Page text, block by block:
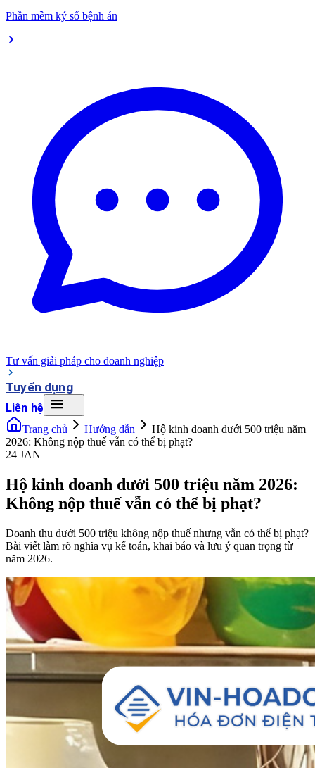
Phần mềm ký số bệnh án
Tư vấn giải pháp cho doanh nghiệp
Tuyển dụng
Liên hệ
Trang chủ Hướng dẫn
Hộ kinh doanh dưới 500 triệu năm
2026: Không nộp thuế vẫn có thể bị phạt?
24 JAN
Hộ kinh doanh dưới 500 triệu năm 2026:
Không nộp thuế vẫn có thể bị phạt?
Doanh thu dưới 500 triệu không nộp thuế nhưng vẫn có thể bị phạt?
Bài viết làm rõ nghĩa vụ kế toán, khai báo và lưu ý quan trọng từ
năm 2026.